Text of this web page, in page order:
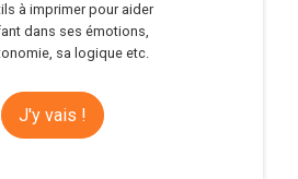
à imprimer pour aider
dans ses émotions,
sa logique etc.
J'y vais !